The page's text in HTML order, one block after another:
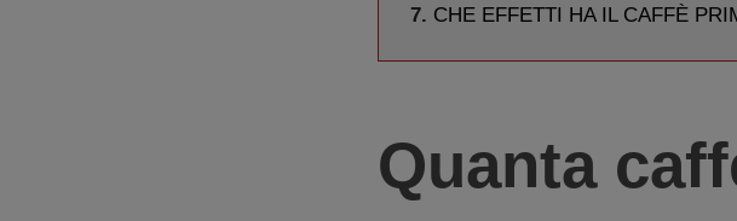
CHE EFFETTI HA IL CAFFÈ
Quanta